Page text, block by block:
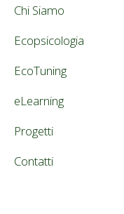
Chi Siamo
Ecopsicologia
EcoTuning
eLearning
Progetti
Contatti